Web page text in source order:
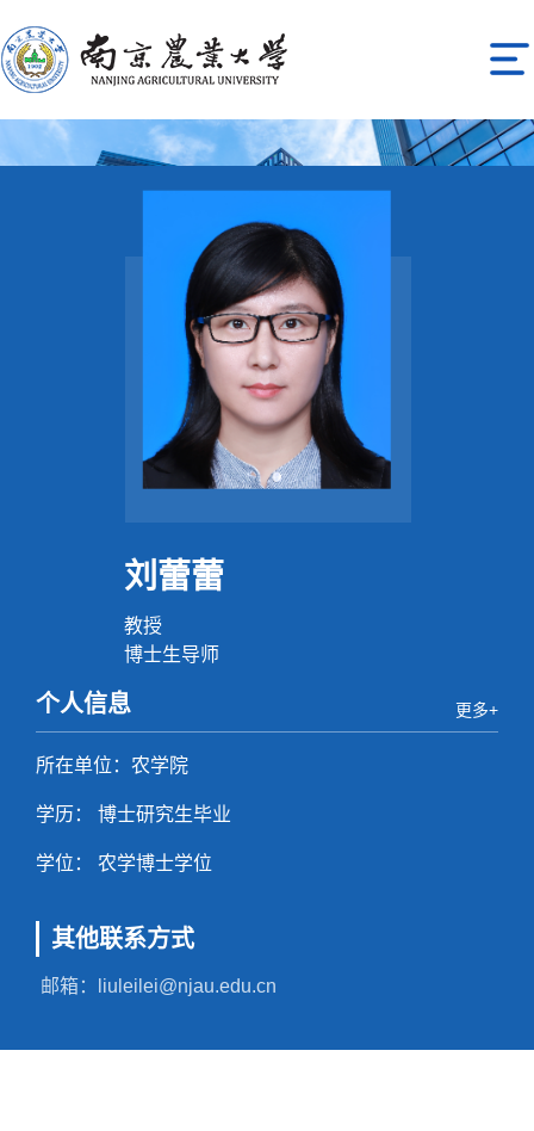
刘蕾蕾
教授
博士生导师
个人信息 更多+
所在单位：农学院
学历： 博士研究生毕业
学位： 农学博士学位
其他联系方式
邮箱： liuleilei@njau.edu.cn